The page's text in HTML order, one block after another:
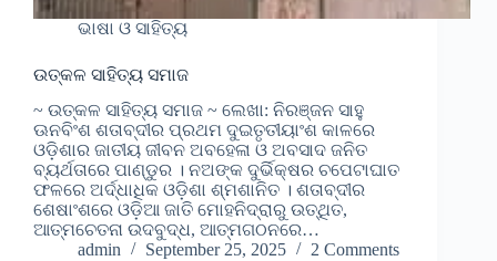
ଭାଷା ଓ ସାହିତ୍ୟ
ଉତ୍କଳ ସାହିତ୍ୟ ସମାଜ
~ ଉତ୍କଳ ସାହିତ୍ୟ ସମାଜ ~ ଲେଖା: ନିରଞ୍ଜନ ସାହୁ
ଊନବିଂଶ ଶତାବ୍ଦୀର ପ୍ରଥମ ଦୁଇତୃତୀୟାଂଶ କାଳରେ
ଓଡ଼ିଶାର ଜାତୀୟ ଜୀବନ ଅବହେଳା ଓ ଅବସାଦ ଜନିତ
ବ୍ୟର୍ଥତାରେ ପାଣ୍ଡୁର । ନଅଙ୍କ ଦୁର୍ଭିକ୍ଷର ଚପେଟାଘାତ
ଫଳରେ ଅର୍ଦ୍ଧାଧିକ ଓଡ଼ିଶା ଶ୍ମଶାନିତ । ଶତାବ୍ଦୀର
ଶେଷାଂଶରେ ଓଡ଼ିଆ ଜାତି ମୋହନିଦ୍ରାରୁ ଉତ୍ଥିତ,
ଆତ୍ମଚେତନା ଉଦବୁଦ୍ଧ, ଆତ୍ମଗଠନରେ…
admin
September 25, 2025 2 Comments